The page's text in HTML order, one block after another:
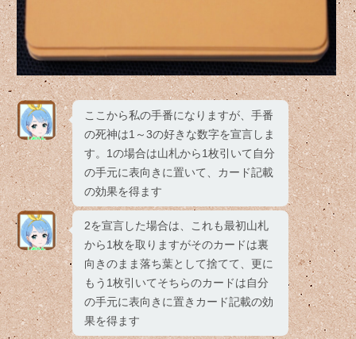
ここから私の手番になりますが、手番
の死神は1～3の好きな数字を宣言しま
す。1の場合は山札から1枚引いて自分
の手元に表向きに置いて、カード記載
の効果を得ます
2を宣言した場合は、これも最初山札
から1枚を取りますがそのカードは裏
向きのまま落ち葉として捨てて、更に
もう1枚引いてそちらのカードは自分
の手元に表向きに置きカード記載の効
果を得ます